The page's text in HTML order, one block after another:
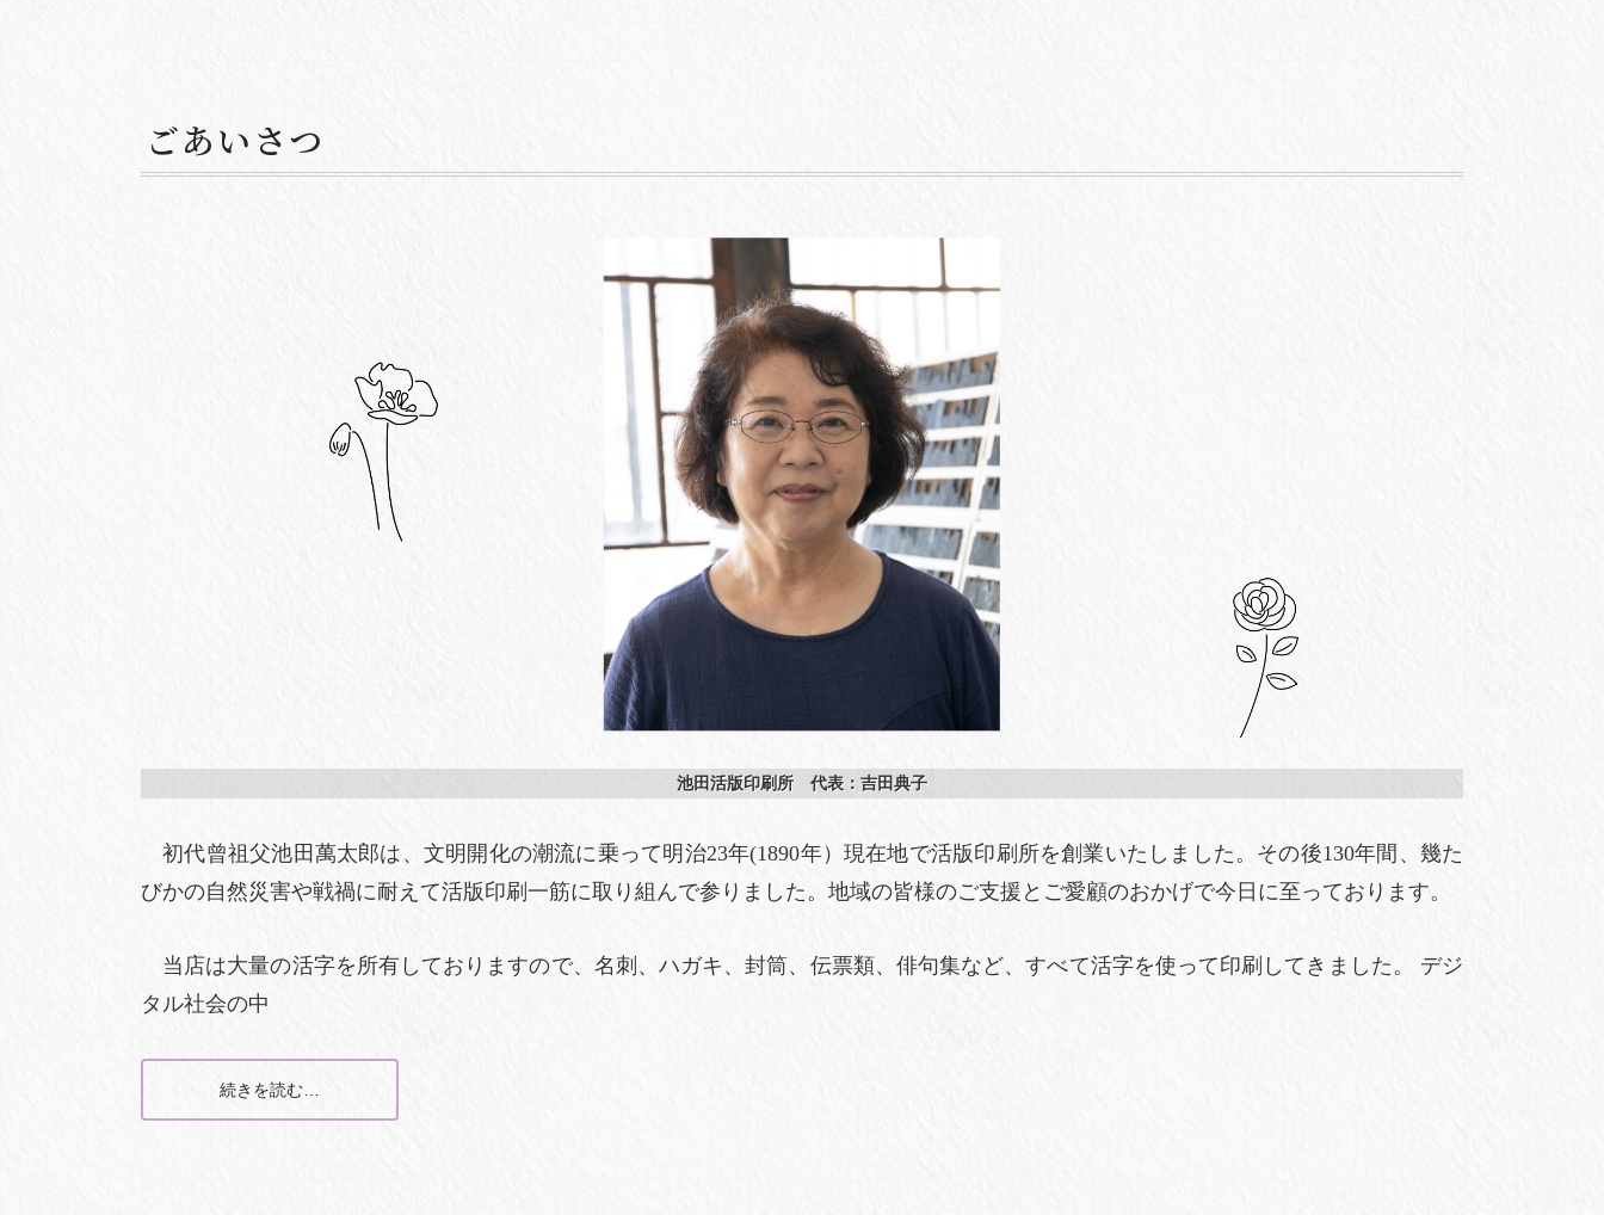
ごあいさつ
池田活版印刷所 代表：吉田典子
初代曾祖父池田萬太郎は、文明開化の潮流に乗って明治23年(1890年）現在地で活版印刷所を創業いたしました。その後130年間、幾た
びかの自然災害や戦禍に耐えて活版印刷一筋に取り組んで参りました。地域の皆様のご支援とご愛顧のおかげで今日に至っております。
当店は大量の活字を所有しておりますので、名刺、ハガキ、封筒、伝票類、俳句集など、すべて活字を使って印刷してきました。 デジ
タル社会の中
続きを読む…